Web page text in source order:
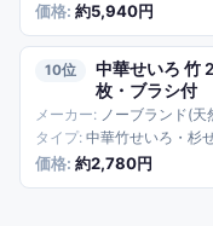
約5,940円
10
中華せいろ 竹
枚・ブラシ付
ノーブランド(天
中華竹せいろ・杉
約2,780円